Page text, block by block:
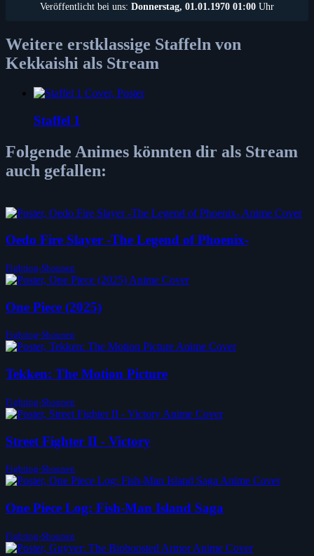
Veröffentlicht bei uns: Donnerstag, 01.01.1970 01:00 Uhr
Weitere erstklassige Staffeln von
Kekkaishi als Stream
Staffel 1
Folgende Animes könnten dir als Stream
auch gefallen:
Oedo Fire Slayer -The Legend of Phoenix-
Fighting-Shounen
One Piece (2025)
Fighting-Shounen
Tekken: The Motion Picture
Fighting-Shounen
Street Fighter II - Victory
Fighting-Shounen
One Piece Log: Fish-Man Island Saga
Fighting-Shounen